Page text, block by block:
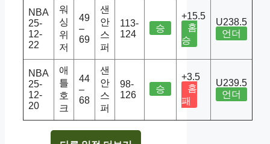
NBA
25-
12-
22
워
싱
위
저
49
–
69
샌
안
스
퍼
113-
124
승
+15.5
홈
승
U238.5
언더
NBA
25-
12-
20
애
틀
호
크
44
–
68
샌
안
스
퍼
98-
126
승
+3.5
홈
패
U239.5
언더